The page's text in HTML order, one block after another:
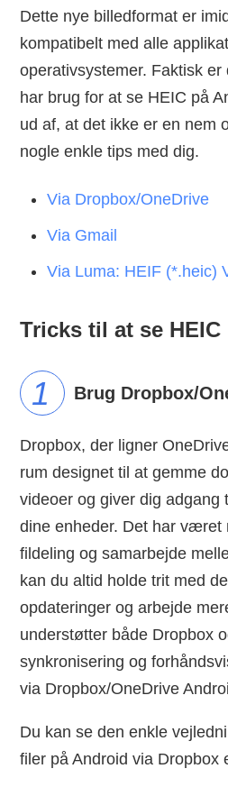
Dette nye billedformat er
kompatibelt med alle
operativsystemer. Faktisk
har brug for at se HEIC på
ud af, at det ikke er en nem
nogle enkle tips med dig.
Via Dropbox/OneDrive
Via Gmail
Via Luma: HEIF (*.heic)
Tricks til at se
Brug Dropbox/
Dropbox, der ligner
rum designet til at gemme
videoer og giver dig adgang
dine enheder. Det har været
fildeling og samarbejde
kan du altid holde trit med
opdateringer og arbejde
understøtter både Dropbox
synkronisering og
via Dropbox/OneDrive
Du kan se den enkle
filer på Android via Dropbox